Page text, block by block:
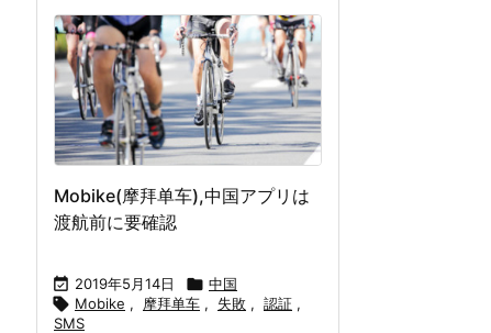
Mobike(摩拜单车),中国アプリは
渡航前に要確認
 2019年5月14日  中国
 Mobike , 摩拜单车 , 失敗 , 認証 ,
SMS